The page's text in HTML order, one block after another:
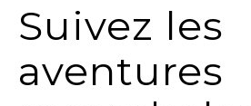
Suivez les
aventures